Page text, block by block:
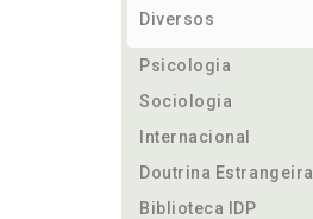
Diversos
Psicologia
Sociologia
Internacional
Doutrina Estrangeira
Biblioteca IDP